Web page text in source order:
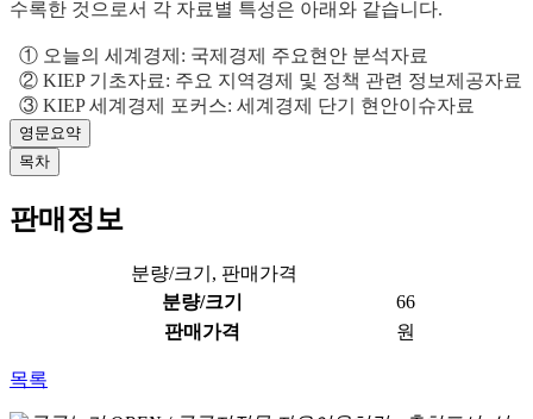
수록한 것으로서 각 자료별 특성은 아래와 같습니다.
① 오늘의 세계경제: 국제경제 주요현안 분석자료
② KIEP 기초자료: 주요 지역경제 및 정책 관련 정보제공자료
③ KIEP 세계경제 포커스: 세계경제 단기 현안이슈자료
영문요약
목차
판매정보
분량/크기, 판매가격
분량/크기
66
판매가격
원
목록